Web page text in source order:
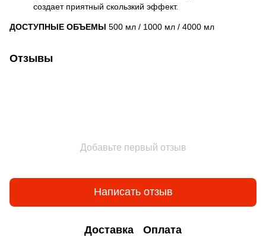
создает приятный скользкий эффект.
ДОСТУПНЫЕ ОБЪЕМЫ 500 мл / 1000 мл / 4000 мл
Отзывы
Добавьте первый отзыв
Написать отзыв
Доставка Оплата